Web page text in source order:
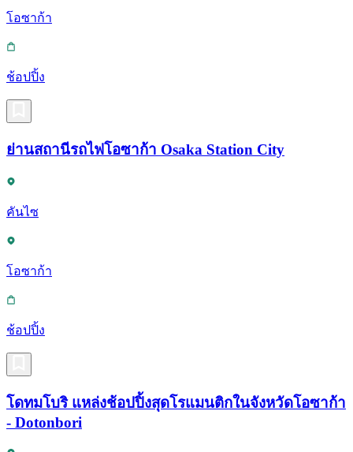
โอซาก้า
ช้อปปิ้ง
ย่านสถานีรถไฟโอซาก้า Osaka Station City
คันไซ
โอซาก้า
ช้อปปิ้ง
โดทมโบริ แหล่งช้อปปิ้งสุดโรแมนติกในจังหวัดโอซาก้า
- Dotonbori